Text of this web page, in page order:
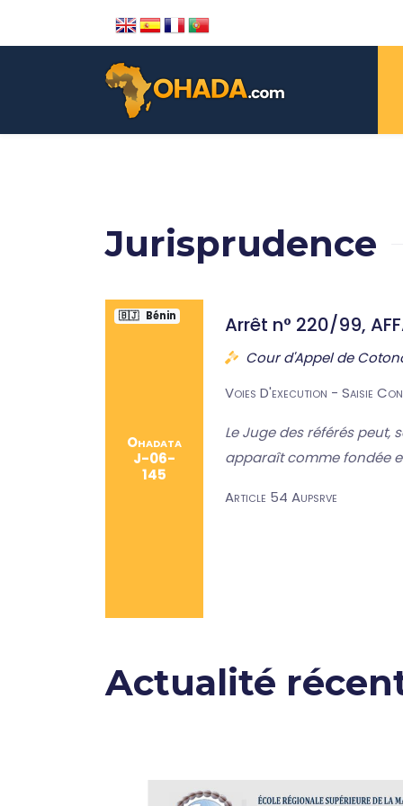
Jurisprudence
🇧🇯 Bénin
Ohadata
J-06-
145
Arrêt n° 220/99,
Cour d'Appel de
Voies D'execution - Saisie
Le Juge des référés
apparaît comme fondée
Article 54 Aupsrve
Actualité